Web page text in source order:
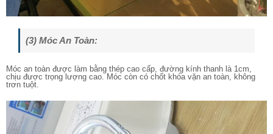
(3) Móc An Toàn:
Móc an toàn được làm bằng thép cao cấp, đường kính thanh là 1cm,
chịu được trọng lượng cao. Móc còn có chốt khóa vặn an toàn, không
trơn tuột.